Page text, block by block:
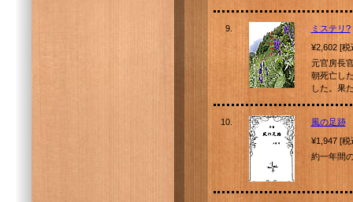
9.
ミステリ?
¥2,602 [
元官房長
朝死亡し
した。果
10.
風の足跡
¥1,947 [
約一年間